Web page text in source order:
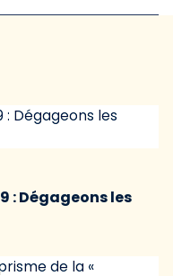
: Dégageons les